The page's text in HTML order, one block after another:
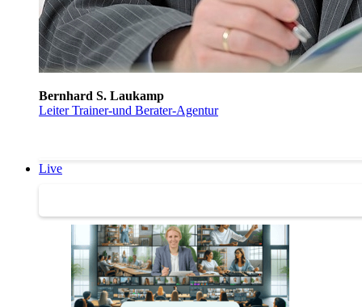
Bernhard S. Laukamp
Leiter Trainer-und Berater-Agentur
Live